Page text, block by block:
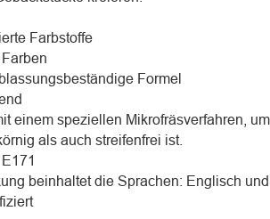
Farbstoffe
Farben
Formel
einem speziellen Mikrofräsverfahren,
als auch streifenfrei ist.
beinhaltet die Sprachen: Englisch